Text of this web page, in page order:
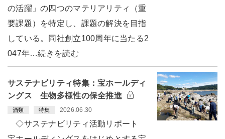
の活躍」の四つのマテリアリティ（重
要課題）を特定し、課題の解決を目指
している。同社創立100周年に当たる2
047年…続きを読む
サステナビリティ特集：宝ホールディ
ングス 生物多様性の保全推進
酒類 特集 2026.06.30
◇サステナビリティ活動リポート